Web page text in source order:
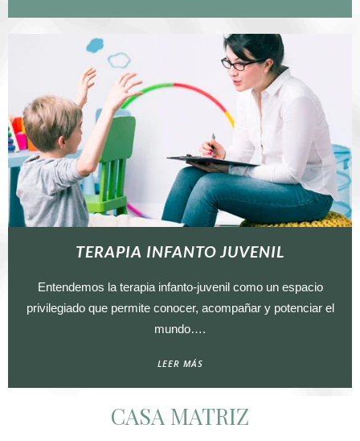
TERAPIA INFANTO JUVENIL
Entendemos la terapia infanto-juvenil como un espacio
privilegiado que permite conocer, acompañar y potenciar el
mundo….
LEER MÁS
CASA MATRIZ